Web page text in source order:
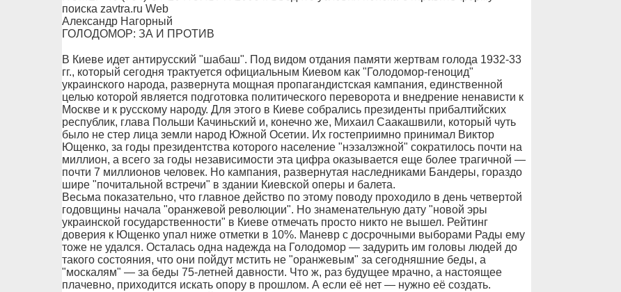
поиска zavtra.ru Web
Александр Нагорный
ГОЛОДОМОР: ЗА И ПРОТИВ
В Киеве идет антирусский "шабаш". Под видом отдания памяти жертвам голода 1932-33
гг., который сегодня трактуется официальным Киевом как "Голодомор-геноцид"
украинского народа, развернута мощная пропагандистская кампания, единственной
целью которой является подготовка политического переворота и внедрение ненависти к
Москве и к русскому народу. Для этого в Киеве собрались президенты прибалтийских
республик, глава Польши Качиньский и, конечно же, Михаил Саакашвили, который чуть
было не стер лица земли народ Южной Осетии. Их гостеприимно принимал Виктор
Ющенко, за годы президентства которого население "нэзалэжной" сократилось почти на
миллион, а всего за годы независимости эта цифра оказывается еще более трагичной —
почти 7 миллионов человек. Но кампания, развернутая наследниками Бандеры, гораздо
шире "почитальной встречи" в здании Киевской оперы и балета.
Весьма показательно, что главное действо по этому поводу проходило в день четвертой
годовщины начала "оранжевой революции". Но знаменательную дату "новой эры
украинской государственности" в Киеве отмечать просто никто не вышел. Рейтинг
доверия к Ющенко упал ниже отметки в 10%. Маневр с досрочными выборами Рады ему
тоже не удался. Осталась одна надежда на Голодомор — задурить им головы людей до
такого состояния, что они пойдут мстить не "оранжевым" за сегодняшние беды, а
"москалям" — за беды 75-летней давности. Что ж, раз будущее мрачно, а настоящее
плачевно, приходится искать опору в прошлом. А если её нет — нужно её создать.